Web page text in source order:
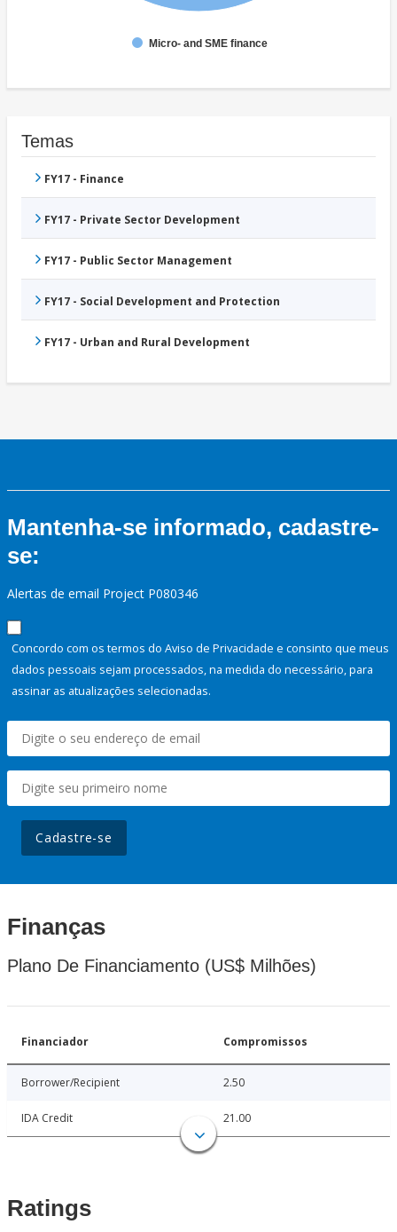
Micro- and SME finance
Temas
FY17 - Finance
FY17 - Private Sector Development
FY17 - Public Sector Management
FY17 - Social Development and Protection
FY17 - Urban and Rural Development
Mantenha-se informado, cadastre-
se:
Alertas de email Project P080346
Concordo com os termos do Aviso de Privacidade e consinto que meus
dados pessoais sejam processados, na medida do necessário, para
assinar as atualizações selecionadas.
Cadastre-se
Finanças
Plano De Financiamento (US$ Milhões)
Financiador Compromissos
Borrower/Recipient 2.50
IDA Credit 21.00
Ratings